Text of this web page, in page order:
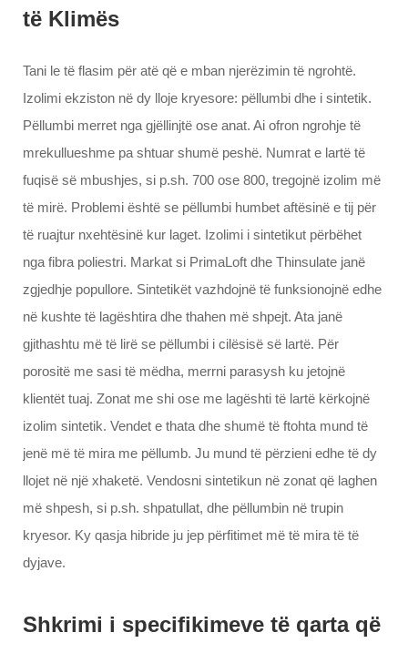
të Klimës
Tani le të flasim për atë që e mban njerëzimin të ngrohtë.
Izolimi ekziston në dy lloje kryesore: pëllumbi dhe i sintetik.
Pëllumbi merret nga gjëllinjtë ose anat. Ai ofron ngrohje të
mrekullueshme pa shtuar shumë peshë. Numrat e lartë të
fuqisë së mbushjes, si p.sh. 700 ose 800, tregojnë izolim më
të mirë. Problemi është se pëllumbi humbet aftësinë e tij për
të ruajtur nxehtësinë kur laget. Izolimi i sintetikut përbëhet
nga fibra poliestri. Markat si PrimaLoft dhe Thinsulate janë
zgjedhje popullore. Sintetikët vazhdojnë të funksionojnë edhe
në kushte të lagështira dhe thahen më shpejt. Ata janë
gjithashtu më të lirë se pëllumbi i cilësisë së lartë. Për
porositë me sasi të mëdha, merrni parasysh ku jetojnë
klientët tuaj. Zonat me shi ose me lagështi të lartë kërkojnë
izolim sintetik. Vendet e thata dhe shumë të ftohta mund të
jenë më të mira me pëllumb. Ju mund të përzieni edhe të dy
llojet në një xhaketë. Vendosni sintetikun në zonat që laghen
më shpesh, si p.sh. shpatullat, dhe pëllumbin në trupin
kryesor. Ky qasja hibride ju jep përfitimet më të mira të të
dyjave.
Shkrimi i specifikimeve të qarta që